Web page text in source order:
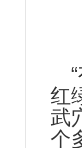
“
红
武
个